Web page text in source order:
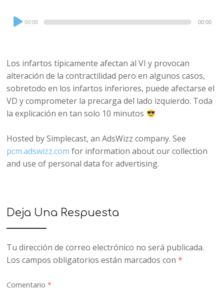
Audio
Player
00:00 00:00
Los infartos típicamente afectan al VI y provocan
alteración de la contractilidad pero en algunos casos,
sobretodo en los infartos inferiores, puede afectarse el
VD y comprometer la precarga del lado izquierdo. Toda
la explicación en tan solo 10 minutos
Hosted by Simplecast, an AdsWizz company. See
pcm.adswizz.com for information about our collection
and use of personal data for advertising.
Deja Una Respuesta
Tu dirección de correo electrónico no será publicada.
Los campos obligatorios están marcados con*
Comentario*